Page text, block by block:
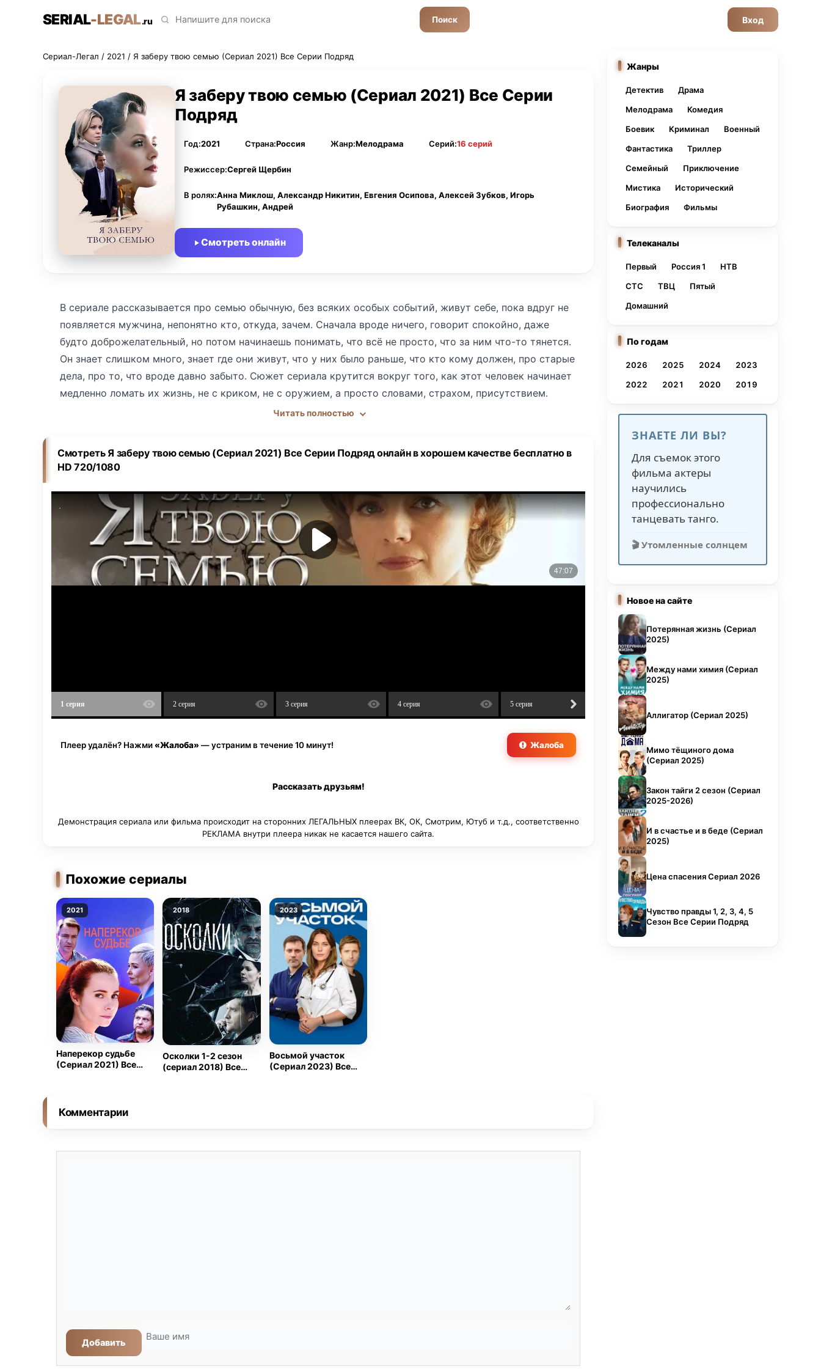
SERIAL-LEGAL.ru Поиск Вход
Сериал-Легал / 2021 / Я заберу твою семью (Сериал 2021) Все Серии Подряд
Я заберу твою семью (Сериал 2021) Все Серии
Подряд
Год:2021 Страна:Россия Жанр:Мелодрама Серий:16 серий
Режиссер:Сергей Щербин
В ролях:Анна Миклош, Александр Никитин, Евгения Осипова, Алексей Зубков, Игорь
Рубашкин, Андрей
Смотреть онлайн
В сериале рассказывается про семью обычную, без всяких особых событий, живут себе, пока вдруг не
появляется мужчина, непонятно кто, откуда, зачем. Сначала вроде ничего, говорит спокойно, даже
будто доброжелательный, но потом начинаешь понимать, что всё не просто, что за ним что-то тянется.
Он знает слишком много, знает где они живут, что у них было раньше, что кто кому должен, про старые
дела, про то, что вроде давно забыто. Сюжет сериала крутится вокруг того, как этот человек начинает
медленно ломать их жизнь, не с криком, не с оружием, а просто словами, страхом, присутствием.
Сначала думаешь, сейчас уйдёт, но он не уходит, наоборот, становится ближе, будто уже часть семьи.
то момент становится ясно, что у этого человека есть своя причина, что он не просто злой, у него
лишних слов. Герои начинают бояться друг друга, жена не верит мужу, дети прячутся, дом уже не дом,
а будто клетка. Антагонист действует тихо, шаг за шагом, и кажется, что он просто играет, что всё это
ради того, чтобы посмотреть, как они сломаются. Главный герой пробует всё — и поговорить, и
убежать, и пожаловаться, но ничего не выходит, потому что этот человек уже везде. Всё, что можно
было потерять, они теряют. И потом уже не важно, кто прав, кто виноват, важно только то, что
остаётся после. К финалу в сериале всё будто выгорает, без сил, без громких сцен. Просто усталость и
Читать полностью
Смотреть Я заберу твою семью (Сериал 2021) Все Серии Подряд онлайн в хорошем качестве бесплатно в
HD 720/1080
1 серия 2 серия 3 серия 4 серия 5 серия 6 серия
Плеер удалён? Нажми «Жалоба» — устраним в течение 10 минут! Жалоба
Рассказать друзьям!
Демонстрация сериала или фильма происходит на сторонних ЛЕГАЛЬНЫХ плеерах ВК, ОК, Смотрим, Ютуб и т.д., соответственно
РЕКЛАМА внутри плеера никак не касается нашего сайта.
Похожие сериалы
2021
Наперекор судьбе
(Сериал 2021) Все
2018
Осколки 1-2 сезон
(сериал 2018) Все
2023
Восьмой участок
(Сериал 2023) Все
Комментарии
Добавить
Жанры
Детектив
Драма
Мелодрама
Комедия
Боевик
Криминал
Военный
Фантастика
Триллер
Семейный
Приключение
Мистика
Исторический
Биография
Фильмы
Телеканалы
Первый Россия 1
НТВ
СТС
ТВЦ
Пятый
Домашний
По годам
2026 2025 2024
2023
2022
2021 2020 2019
ЗНАЕТЕ ЛИ ВЫ?
Для съемок этого
фильма актеры
научились
профессионально
танцевать танго.
🎬 Утомленные солнцем
Новое на сайте
Потерянная жизнь (Сериал
2025)
Между нами химия (Сериал
2025)
Аллигатор (Сериал 2025)
Мимо тёщиного дома
(Сериал 2025)
Закон тайги 2 сезон (Сериал
2025-2026)
И в счастье и в беде (Сериал
2025)
Цена спасения Сериал 2026
Чувство правды 1, 2, 3, 4, 5
Сезон Все Серии Подряд